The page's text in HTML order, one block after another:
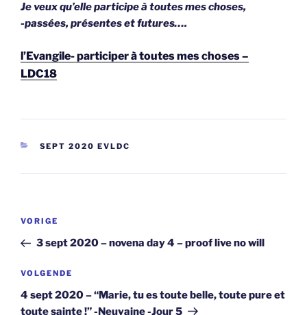
Je veux qu’elle participe à toutes mes choses,
-passées, présentes et futures….
l’Evangile- participer à toutes mes choses –
LDC18
CATEGORIEËN
SEPT 2020 EVLDC
Berichtnavigatie
Vorig
bericht
VORIGE
3 sept 2020 – novena day 4 – proof live no will
Volgend
bericht
VOLGENDE
4 sept 2020 – “Marie, tu es toute belle, toute pure et
toute sainte !” -Neuvaine -Jour 5